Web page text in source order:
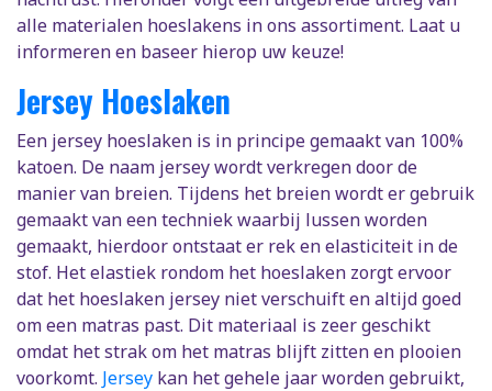
alle materialen hoeslakens in ons assortiment. Laat u
informeren en baseer hierop uw keuze!
Jersey Hoeslaken
Een jersey hoeslaken is in principe gemaakt van 100%
katoen. De naam jersey wordt verkregen door de
manier van breien. Tijdens het breien wordt er gebruik
gemaakt van een techniek waarbij lussen worden
gemaakt, hierdoor ontstaat er rek en elasticiteit in de
stof. Het elastiek rondom het hoeslaken zorgt ervoor
dat het hoeslaken jersey niet verschuift en altijd goed
om een matras past. Dit materiaal is zeer geschikt
omdat het strak om het matras blijft zitten en plooien
voorkomt. Jersey kan het gehele jaar worden gebruikt,